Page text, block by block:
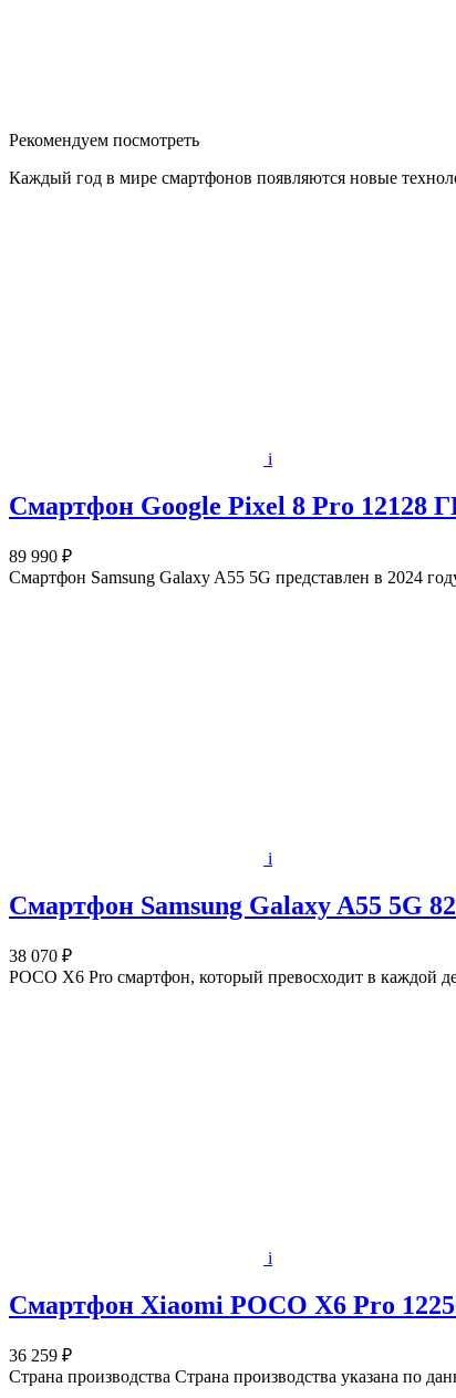
Рекомендуем посмотреть
Каждый год в мире смартфонов появляются новые
i
Смартфон Google Pixel 8 Pro 12128
89 990 ₽
Смартфон Samsung Galaxy A55 5G представлен в 2024
i
Смартфон Samsung Galaxy A55 5G
38 070 ₽
POCO X6 Pro смартфон, который превосходит в каждой
i
Смартфон Xiaomi POCO X6 Pro
36 259 ₽
Страна производства Страна производства указана по